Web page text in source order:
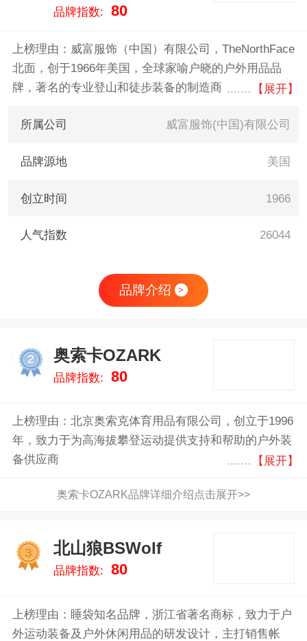
品牌指数: 80
上榜理由：威富服饰（中国）有限公司，TheNorthFace
北面，创于1966年美国，全球家喻户晓的户外用品品
牌，著名的专业登山和徒步装备的制造商
【展开】
所属公司 威富服饰(中国)有限公司
品牌源地 美国
创立时间 1966
人气指数 26044
品牌介绍 >
奥索卡OZARK
品牌指数: 80
上榜理由：北京奥索克体育用品有限公司，创立于1996
年，致力于为高海拔攀登运动提供支持和帮助的户外装
备供应商
【展开】
奥索卡OZARK品牌详细介绍点击展开>>
北山狼BSWolf
品牌指数: 80
上榜理由：睡袋知名品牌，浙江省著名商标，致力于户
外运动装备及户外休闲用品的研发设计，主打销售帐